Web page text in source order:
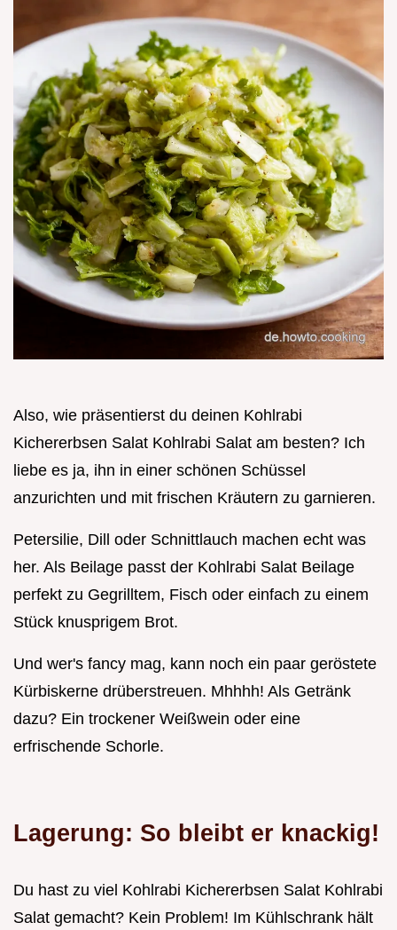
Also, wie präsentierst du deinen Kohlrabi
Kichererbsen Salat Kohlrabi Salat am besten? Ich
liebe es ja, ihn in einer schönen Schüssel
anzurichten und mit frischen Kräutern zu garnieren.
Petersilie, Dill oder Schnittlauch machen echt was
her. Als Beilage passt der Kohlrabi Salat Beilage
perfekt zu Gegrilltem, Fisch oder einfach zu einem
Stück knusprigem Brot.
Und wer's fancy mag, kann noch ein paar geröstete
Kürbiskerne drüberstreuen. Mhhhh! Als Getränk
dazu? Ein trockener Weißwein oder eine
erfrischende Schorle.
Lagerung: So bleibt er knackig!
Du hast zu viel Kohlrabi Kichererbsen Salat Kohlrabi
Salat gemacht? Kein Problem! Im Kühlschrank hält